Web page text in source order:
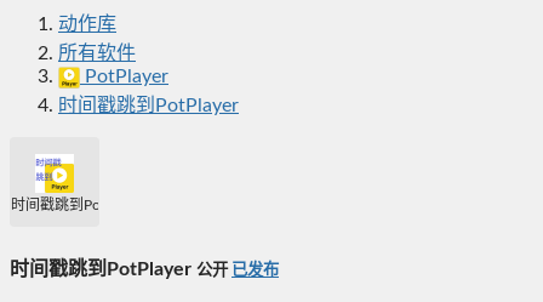
动作库
所有软件
PotPlayer
时间戳跳到PotPlayer
时间戳跳到PotPlayer
时间戳跳到PotPlayer 公开 已发布